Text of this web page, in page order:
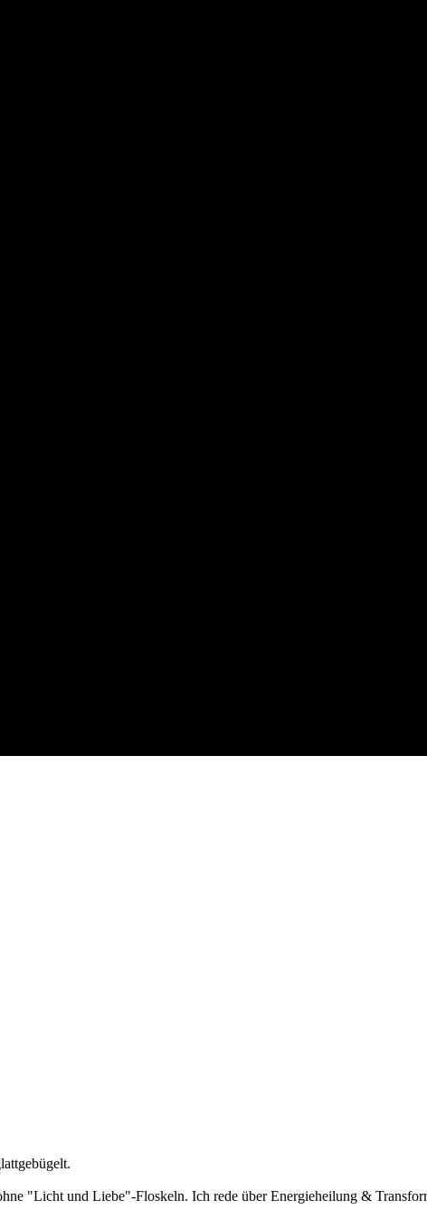
"Licht und Liebe"-Floskeln. Ich rede über Energieheilung &